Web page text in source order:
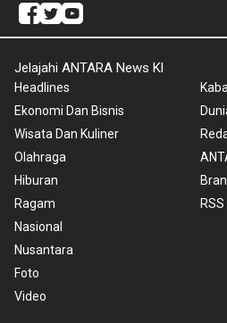
Jelajahi ANTARA News Kl
Headlines
Ekonomi Dan Bisnis
Wisata Dan Kuliner
Olahraga
Hiburan
Ragam
Nasional
Nusantara
Foto
Video
RSS